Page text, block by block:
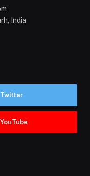
India
Twitter
YouTube